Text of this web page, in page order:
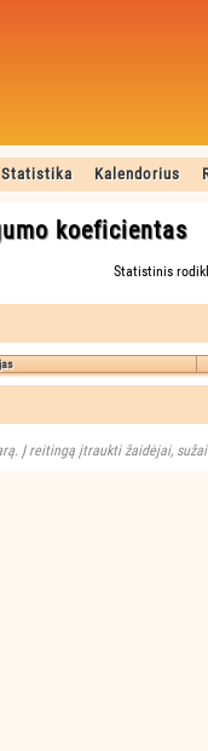
Statistika Kalendorius
koeficientas
Statistinis
Į reitingą įtraukti žaidėjai,